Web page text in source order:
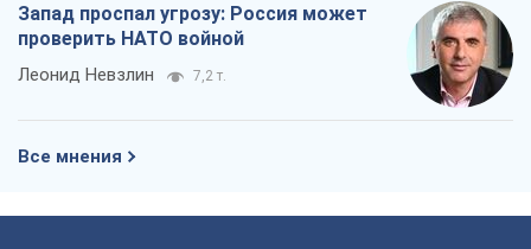
Запад проспал угрозу: Россия может
проверить НАТО войной
Леонид Невзлин 7,2 т.
Все мнения